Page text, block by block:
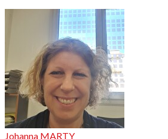
Johanna MARTY